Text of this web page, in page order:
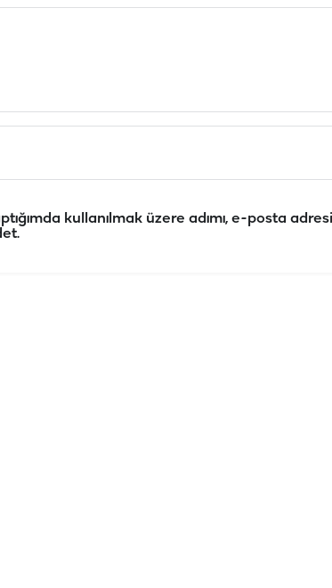
kullanılmak üzere adımı, e-posta